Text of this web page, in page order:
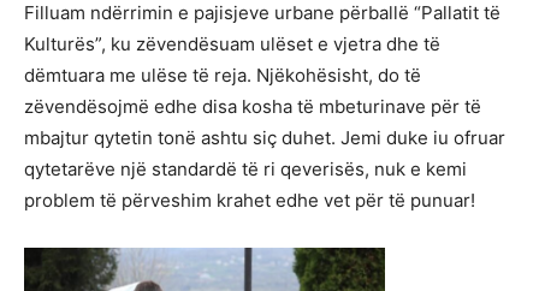
Filluam ndërrimin e pajisjeve urbane përballë “Pallatit të
Kulturës”, ku zëvendësuam ulëset e vjetra dhe të
dëmtuara me ulëse të reja. Njëkohësisht, do të
zëvendësojmë edhe disa kosha të mbeturinave për të
mbajtur qytetin tonë ashtu siç duhet. Jemi duke iu ofruar
qytetarëve një standardë të ri qeverisës, nuk e kemi
problem të përveshim krahet edhe vet për të punuar!